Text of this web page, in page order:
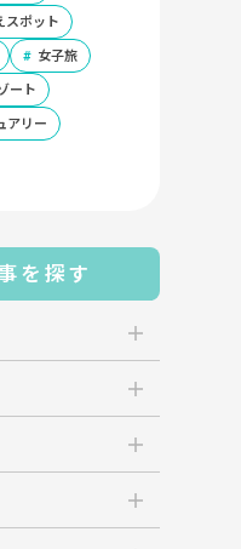
スポット
女子旅
ート
アリー
を探す